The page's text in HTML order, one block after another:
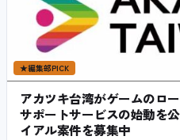
★編集部PICK
アカツキ台湾がゲームのロ
サポートサービスの始動を
イアル案件を募集中